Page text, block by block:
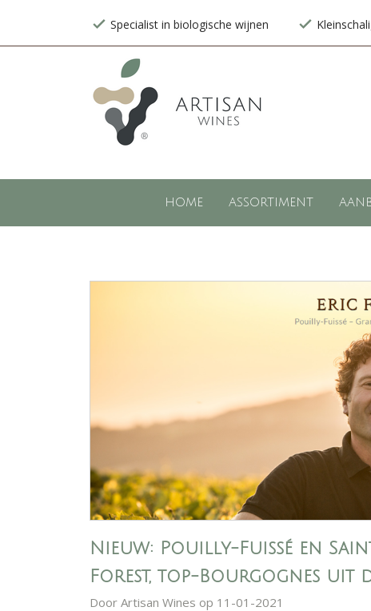
Specialist in biologische wijnen
HOME ASSORTIMENT
Nieuw: Pouilly-Fuissé en
Forest, top-Bourgognes uit
Door Artisan Wines op 11-01-2021